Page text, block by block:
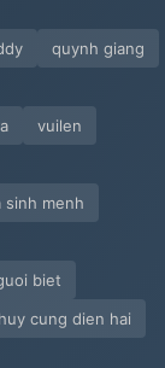
quynh giang
vuilen
sinh menh
biet
cung dien hai